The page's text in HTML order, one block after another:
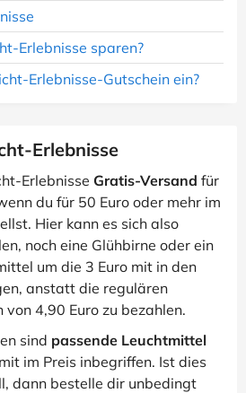
Erlebnisse sparen?
Erlebnisse-Gutschein ein?
Erlebnisse
Erlebnisse Gratis-Versand für
du für 50 Euro oder mehr im
Hier kann es sich also
noch eine Glühbirne oder ein
um die 3 Euro mit in den
anstatt die regulären
4,90 Euro zu bezahlen.
sind passende Leuchtmittel
mit im Preis inbegriffen. Ist dies
dann bestelle dir unbedingt